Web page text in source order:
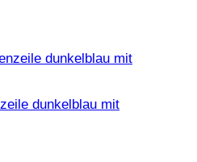
dunkelblau mit